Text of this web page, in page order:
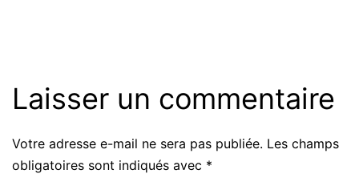
Laisser un commentaire
Votre adresse e-mail ne sera pas publiée. Les champs
obligatoires sont indiqués avec *